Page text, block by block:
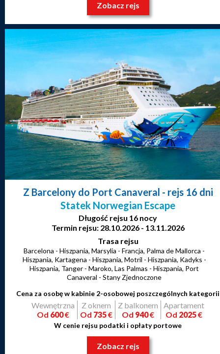
Zobacz rejs
Z Barcelony do Port Canaveral - rejs 16 dni
Statek Norwegian Escape
Długość rejsu 16 nocy
Termin rejsu: 28.10.2026 - 13.11.2026
Trasa rejsu
Barcelona - Hiszpania, Marsylia - Francja, Palma de Mallorca -
Hiszpania, Kartagena - Hiszpania, Motril - Hiszpania, Kadyks -
Hiszpania, Tanger - Maroko, Las Palmas - Hiszpania, Port
Canaveral - Stany Zjednoczone
Cena za osobę w kabinie 2-osobowej poszczególnych kategorii
Wewnętrzna
Od 600€
Z oknem
Od 735€
Z balkonem
Od 940€
Apartament
Od 2025€
W cenie rejsu podatki i opłaty portowe
Zobacz rejs